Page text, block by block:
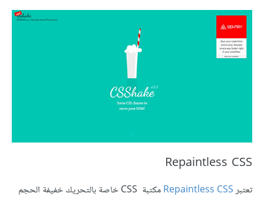
Repaintless CSS
تعتبرRepaintless CSS
مكتبة CSS خاصة بالتحريك خفيفة الحجم